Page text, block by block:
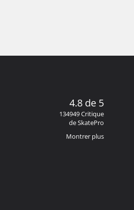
4.8 de 5
134949 Critique
de SkatePro
Montrer plus